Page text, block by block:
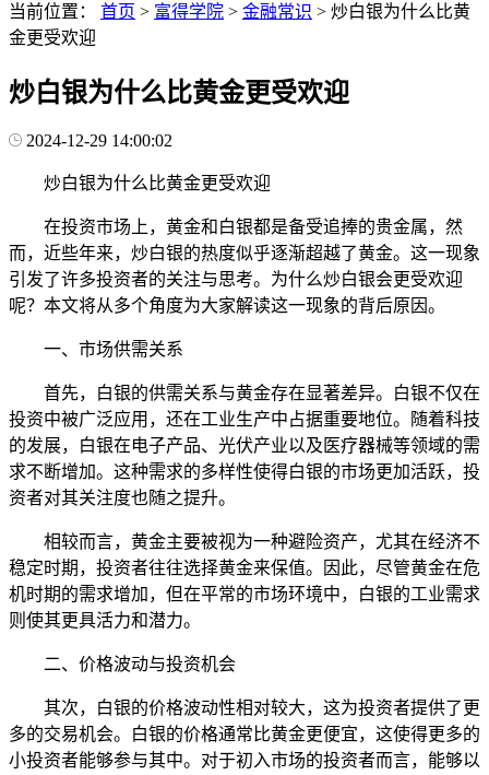
当前位置：
首页 > 富得学院 > 金融常识 > 炒白银为什么比黄
金更受欢迎
炒白银为什么比黄金更受欢迎
2024-12-29 14:00:02
炒白银为什么比黄金更受欢迎
在投资市场上，黄金和白银都是备受追捧的贵金属，然
而，近些年来，炒白银的热度似乎逐渐超越了黄金。这一现象
引发了许多投资者的关注与思考。为什么炒白银会更受欢迎
呢？本文将从多个角度为大家解读这一现象的背后原因。
一、市场供需关系
首先，白银的供需关系与黄金存在显著差异。白银不仅在
投资中被广泛应用，还在工业生产中占据重要地位。随着科技
的发展，白银在电子产品、光伏产业以及医疗器械等领域的需
求不断增加。这种需求的多样性使得白银的市场更加活跃，投
资者对其关注度也随之提升。
相较而言，黄金主要被视为一种避险资产，尤其在经济不
稳定时期，投资者往往选择黄金来保值。因此，尽管黄金在危
机时期的需求增加，但在平常的市场环境中，白银的工业需求
则使其更具活力和潜力。
二、价格波动与投资机会
其次，白银的价格波动性相对较大，这为投资者提供了更
多的交易机会。白银的价格通常比黄金更便宜，这使得更多的
小投资者能够参与其中。对于初入市场的投资者而言，能够以